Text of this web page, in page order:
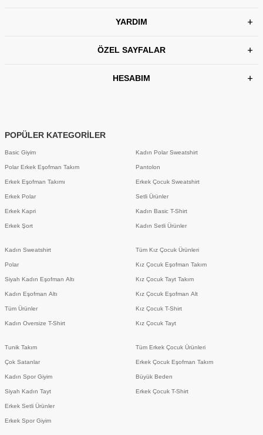
YARDIM
ÖZEL SAYFALAR
HESABIM
POPÜLER KATEGORİLER
Basic Giyim
Polar Erkek Eşofman Takım
Erkek Eşofman Takımı
Erkek Polar
Erkek Kapri
Erkek Şort
Kadın Sweatshirt
Polar
Siyah Kadın Eşofman Altı
Kadın Eşofman Altı
Tüm Ürünler
Kadın Oversize T-Shirt
Tunik Takım
Çok Satanlar
Kadın Spor Giyim
Siyah Kadın Tayt
Erkek Setli Ürünler
Erkek Spor Giyim
Kadın Polar Sweatshirt
Pantolon
Erkek Çocuk Sweatshirt
Setli Ürünler
Kadın Basic T-Shirt
Kadın Setli Ürünler
Tüm Kız Çocuk Ürünleri
Kız Çocuk Eşofman Takım
Kız Çocuk Tayt Takım
Kız Çocuk Eşofman Alt
Kız Çocuk T-Shirt
Kız Çocuk Tayt
Tüm Erkek Çocuk Ürünleri
Erkek Çocuk Eşofman Takım
Büyük Beden
Erkek Çocuk T-Shirt